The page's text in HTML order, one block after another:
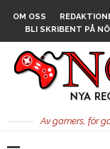
OM OSS
BLI SKRIBENT PÅ
Av gamers, för